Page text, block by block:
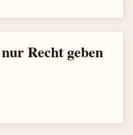
Recht geben